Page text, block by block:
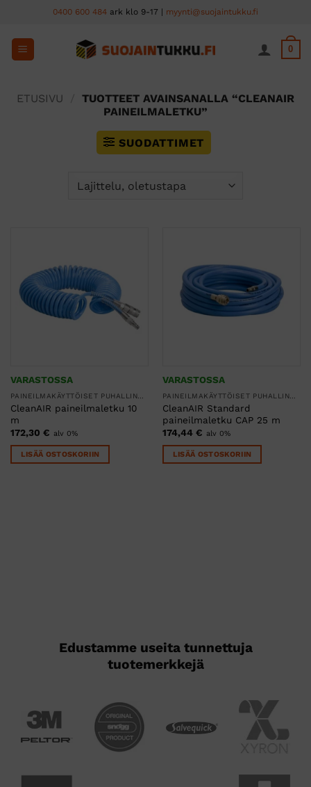
content
0400 600 484 ark klo 9-17 | myynti@suojaintukku.fi
0
ETUSIVU
TUOTTEET AVAINSANALLA “CLEANAIR
PAINEILMALETKU”
SUODATTIMET
VARASTOSSA
CleanAIR paineilmaletku 10
m
172,30 € alv 0%
LISÄÄ OSTOSKORIIN
VARASTOSSA
CleanAIR Standard
paineilmaletku CAP 25 m
174,44 € alv 0%
LISÄÄ OSTOSKORIIN
Edustamme useita tunnettuja
tuotemerkkejä